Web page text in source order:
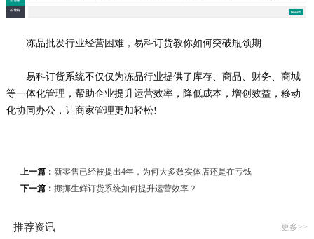
冻品批发行业经营困难，易科订货教你如何突破瓶颈期
易科订货系统不仅仅为冻品行业提供了库存、商品、财务、商城
等一体化管理，帮助企业提升运营效率，降低成本，增创效益，移动
化协同办公，让商家管理更加轻松!
上一篇： 新零售已经被提出4年，为何大多数实体店还是在亏钱
下一篇： 挪挪生鲜订货系统如何提升运营效率？
推荐资讯 更多>>